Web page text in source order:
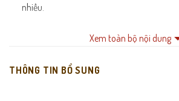
nhiều.
Đế cao su đàn hồi, ma sát tốt, hạn chế
Các đường chỉ tinh gọn
Xem toàn bộ nội dung
THÔNG TIN BỔ SUNG